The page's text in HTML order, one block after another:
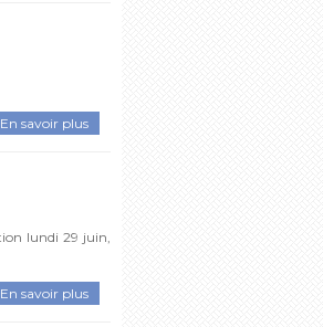
En savoir plus
lundi 29 juin,
En savoir plus